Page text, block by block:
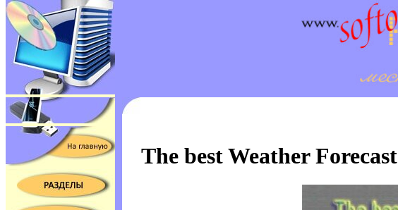
The best Weather Forecast